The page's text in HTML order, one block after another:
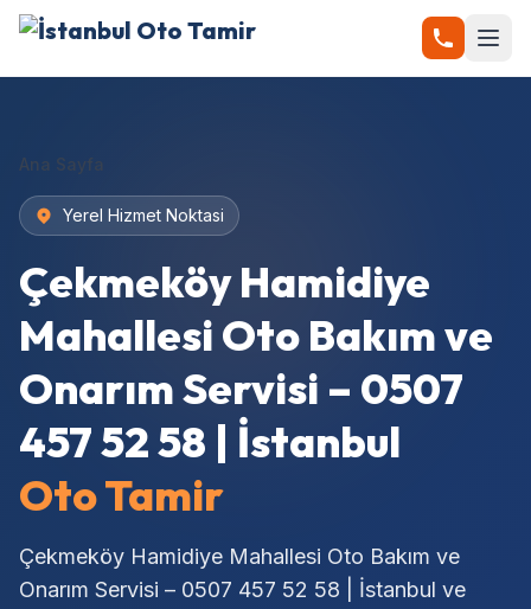
Ana Sayfa
Yerel Hizmet Noktasi
Çekmeköy Hamidiye
Mahallesi Oto Bakım ve
Onarım Servisi – 0507
457 52 58 | İstanbul
Oto Tamir
Çekmeköy Hamidiye Mahallesi Oto Bakım ve
Onarım Servisi – 0507 457 52 58 | İstanbul ve